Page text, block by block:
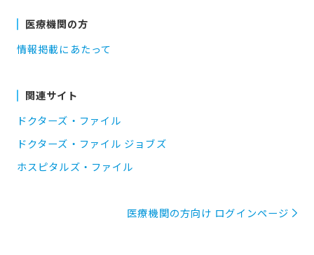
医療機関の方
情報掲載にあたって
関連サイト
ドクターズ・ファイル
ドクターズ・ファイル ジョブズ
ホスピタルズ・ファイル
医療機関の方向け ログインページ